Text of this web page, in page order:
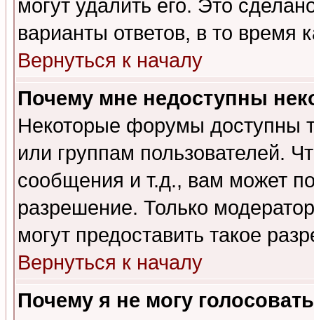
могут удалить его. Это
варианты ответов, в то время
Вернуться к началу
Почему мне недоступны
Некоторые форумы доступны
или группам пользователей.
сообщения и т.д., вам может
разрешение. Только
могут предоставить такое
Вернуться к началу
Почему я не могу